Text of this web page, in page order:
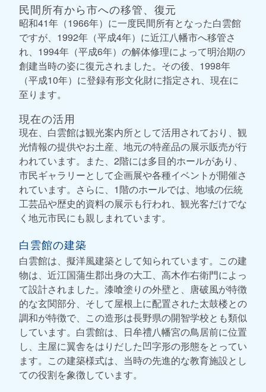
民間所有から市への移管、復元
昭和41年（1966年）に一度民間所有となった白雲館
ですが、1992年（平成4年）に近江八幡市へ移管さ
れ、1994年（平成6年）の解体修理によって明治期の
創建当時の姿に復元されました。その後、1998年
（平成10年）に登録有形文化財に指定され、現在に
至ります。
現在の活用
現在、白雲館は観光案内所として活用されており、観
光情報の提供やお土産、地元の特産品の展示販売が行
われています。また、2階には多目的ホールがあり、
市民ギャラリーとして企画展や各種イベントが開催さ
れています。さらに、1階のホールでは、地域の伝統
工芸品や歴史的資料の展示も行われ、観光客だけでな
く地元市民にも親しまれています。
白雲館の建築
白雲館は、擬洋風建築として知られています。この建
物は、近江国蒲生郡出身の大工、高木作右衛門によっ
て設計されました。漆喰塗りの外壁と、唐破風が特徴
的な玄関部分、そして屋根上に配置された太鼓楼との
調和が特徴で、この造形は長野県の開智学校とも類似
しています。白雲館は、日牟禮八幡宮の鳥居前に位置
し、主屋に翼舎をはりだした凹字形の形態をとってい
ます。この建築様式は、当時の先進的な教育施設とし
ての役割を象徴しています。